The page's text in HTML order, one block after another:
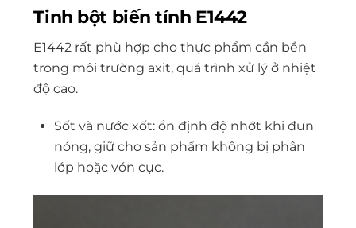
Tinh bột biến tính E1442
E1442 rất phù hợp cho thực phẩm cần bền
trong môi trường axit, quá trình xử lý ở nhiệt
độ cao.
Sốt và nước xốt: ổn định độ nhớt khi đun
nóng, giữ cho sản phẩm không bị phân
lớp hoặc vón cục.